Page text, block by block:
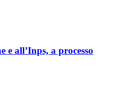
e all’Inps, a processo